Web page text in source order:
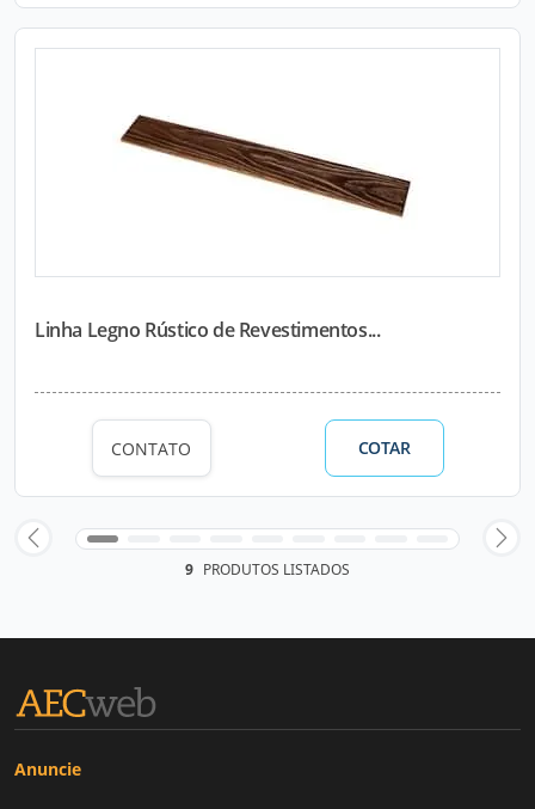
Linha Legno Rústico de Revestimentos...
CONTATO COTAR
9 PRODUTOS LISTADOS
Anuncie